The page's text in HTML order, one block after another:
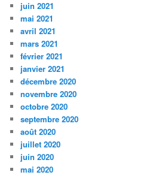
juin 2021
mai 2021
avril 2021
mars 2021
février 2021
janvier 2021
décembre 2020
novembre 2020
octobre 2020
septembre 2020
août 2020
juillet 2020
juin 2020
mai 2020